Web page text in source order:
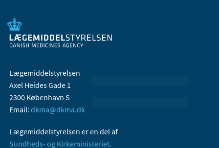
Lægemiddelstyrelsen
Axel Heides Gade 1
2300 København S
Email: dkma@dkma.dk
Lægemiddelstyrelsen er en del af
Sundheds- og Kirkeministeriet.